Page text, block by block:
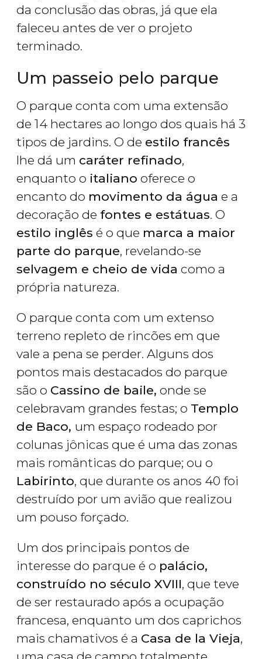
da conclusão das obras, já que ela
faleceu antes de ver o projeto
terminado.
Um passeio pelo parque
O parque conta com uma extensão
de 14 hectares ao longo dos quais há 3
tipos de jardins. O de estilo francês
lhe dá um caráter refinado,
enquanto o italiano oferece o
encanto do movimento da água e a
decoração de fontes e estátuas. O
estilo inglês é o que marca a maior
parte do parque, revelando-se
selvagem e cheio de vida como a
própria natureza.
O parque conta com um extenso
terreno repleto de rincões em que
vale a pena se perder. Alguns dos
pontos mais destacados do parque
são o Cassino de baile, onde se
celebravam grandes festas; o Templo
de Baco, um espaço rodeado por
colunas jônicas que é uma das zonas
mais românticas do parque; ou o
Labirinto, que durante os anos 40 foi
destruído por um avião que realizou
um pouso forçado.
Um dos principais pontos de
interesse do parque é o palácio,
construído no século XVIII, que teve
de ser restaurado após a ocupação
francesa, enquanto um dos caprichos
mais chamativos é a Casa de la Vieja,